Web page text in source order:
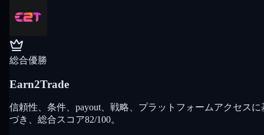
総合優勝
Earn2Trade
信頼性、条件、payout、戦略、プラットフォームアクセスに
づき、総合スコア82/100。